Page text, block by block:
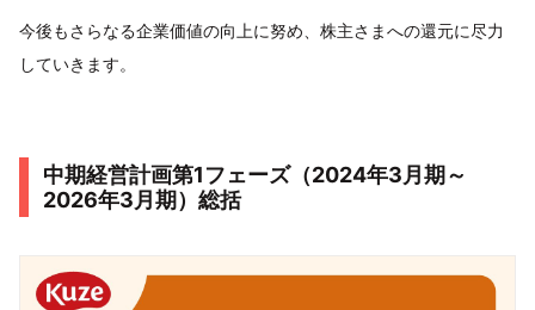
今後もさらなる企業価値の向上に努め、株主さまへの還元に尽力
していきます。
中期経営計画第1フェーズ（2024年3月期～
2026年3月期）総括